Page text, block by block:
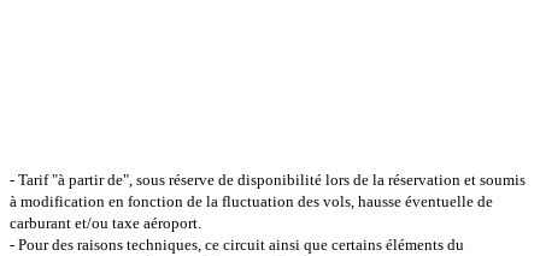
- Tarif "à partir de", sous réserve de disponibilité lors de la réservation et soumis
à modification en fonction de la fluctuation des vols, hausse éventuelle de
carburant et/ou taxe aéroport.
- Pour des raisons techniques, ce circuit ainsi que certains éléments du